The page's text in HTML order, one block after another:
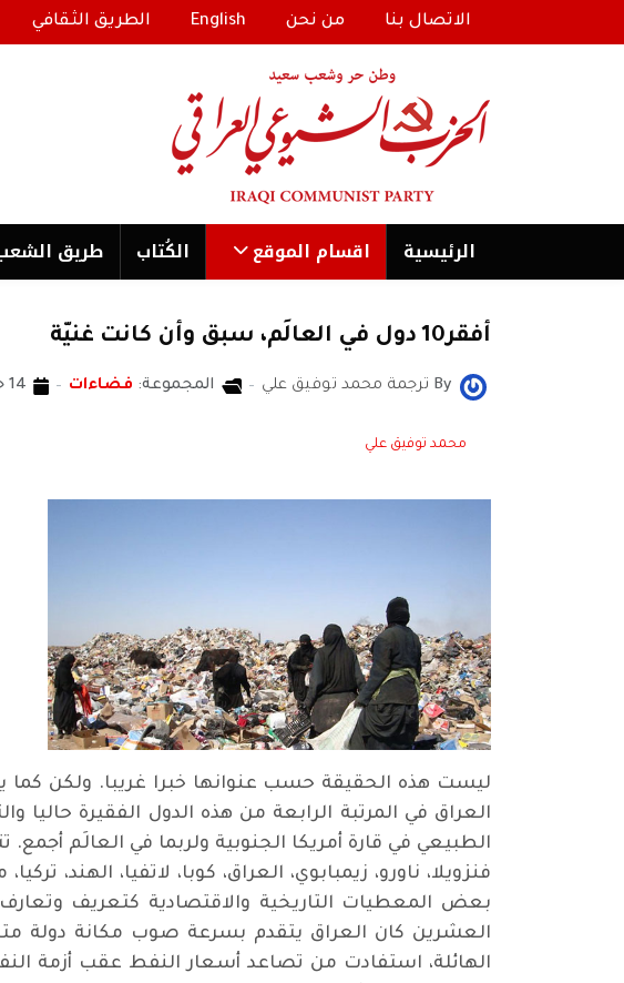
الاتصال بنا من نحن English الطريق الثقافي
الرئیسية اقسام الموقع الكُتاب طریق
أفقر10 دول في العالَم، سبق وأن كانت غنيّة
By ترجمة محمد توفيق علي المجموعة: فضاءات 14 حزيران/يونيو 2018
محمد توفيق علي
ليست هذه الحقيقة حسب عنوانها خبرا غريبا. ولكن كما
العراق في المرتبة الرابعة من هذه الدول الفقيرة حاليا
الطبيعي في قارة أمريكا الجنوبية ولربما في العالَم
فنزويلا، ناورو، زيمبابوي، العراق، كوبا، لاتفيا، الهند،
بعض المعطيات التاريخية والاقتصادية كتعريف
العشرين كان العراق يتقدم بسرعة صوب مكانة دولة